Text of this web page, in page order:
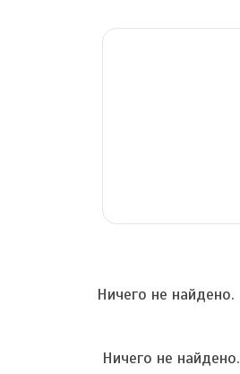
Ничего не найдено.
Ничего не найдено.